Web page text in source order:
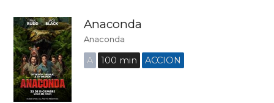
Anaconda
Anaconda
A 100 min ACCION